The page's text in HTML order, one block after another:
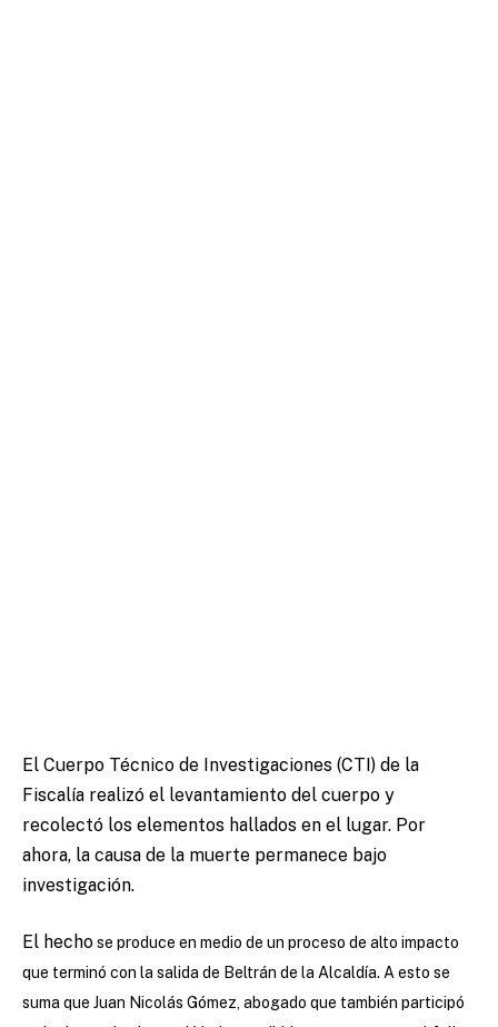
El Cuerpo Técnico de Investigaciones (CTI) de la
Fiscalía realizó el levantamiento del cuerpo y
recolectó los elementos hallados en el lugar. Por
ahora, la causa de la muerte permanece bajo
investigación.
El hechose produce en medio de un proceso de alto impacto
que terminó con la salida de Beltrán de la Alcaldía. A esto se
suma que Juan Nicolás Gómez, abogado que también participó